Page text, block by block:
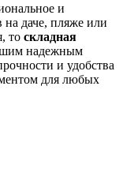
и
на даче, пляже или
то складная
надежным
и удобства
для любых